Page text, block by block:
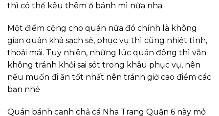
thì có thể kêu thêm ổ bánh mì nữa nha.
Một điểm cộng cho quán nữa đó chính là không
gian quán khá sạch sẽ, phục vụ thì cũng nhiệt tình,
thoải mái. Tuy nhiên, những lúc quán đông thì vẫn
không tránh khỏi sai sót trong khâu phục vụ, nên
nếu muốn đi ăn tốt nhất nên tránh giờ cao điểm các
bạn nhé
Quán bánh canh chả cá Nha Trang Quận 6 này mở